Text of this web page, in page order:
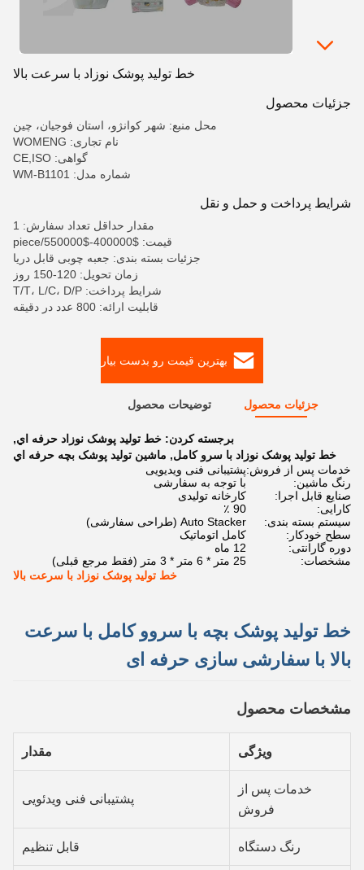
خط تولید پوشک نوزاد با سرعت بالا
جزئیات محصول
محل منبع: شهر کوانژو، استان فوجیان، چین
نام تجاری: WOMENG
گواهی: CE,ISO
شماره مدل: WM-B1101
شرایط پرداخت و حمل و نقل
مقدار حداقل تعداد سفارش: 1
قیمت: $400000-$550000/piece
جزئیات بسته بندی: جعبه چوبی قابل دریا
زمان تحویل: 120-150 روز
شرایط پرداخت: T/T، L/C، D/P
قابلیت ارائه: 800 عدد در دقیقه
بهترین قیمت رو بدست بیار
جزئیات محصول توضیحات محصول
برجسته کردن: خط توليد پوشک نوزاد حرفه اي,
خط توليد پوشک نوزاد با سرو کامل, ماشين توليد پوشک بچه حرفه اي
خدمات پس از فروش:پشتیبانی فنی ویدیویی
رنگ ماشین:
با توجه به سفارشی
صنایع قابل اجرا:
کارخانه تولیدی
کارایی:
90 ٪
سیستم بسته بندی:
Auto Stacker (طراحی سفارشی)
سطح خودکار:
کامل اتوماتیک
دوره گارانتی:
12 ماه
مشخصات:
25 متر * 6 متر * 3 متر (فقط مرجع قبلی)
خط تولید پوشک نوزاد با سرعت بالا
خط تولید پوشک بچه با سروو کامل با سرعت
بالا با سفارشی سازی حرفه ای
مشخصات محصول
ویژگی مقدار
خدمات پس از
فروش
پشتیبانی فنی ویدئویی
رنگ دستگاه قابل تنظیم